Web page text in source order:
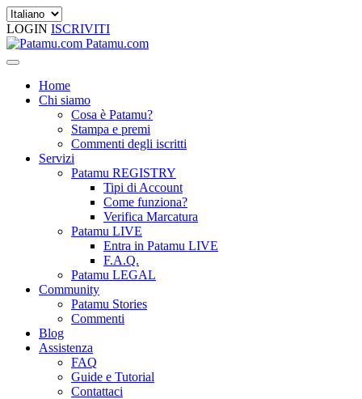
LOGIN ISCRIVITI
Patamu.com
Home
Chi siamo
Cosa è Patamu?
Stampa e premi
Commenti degli iscritti
Servizi
Patamu REGISTRY
Tipi di Account
Come funziona?
Verifica Marcatura
Patamu LIVE
Entra in Patamu LIVE
F.A.Q.
Patamu LEGAL
Community
Patamu Stories
Commenti
Blog
Assistenza
FAQ
Guide e Tutorial
Contattaci